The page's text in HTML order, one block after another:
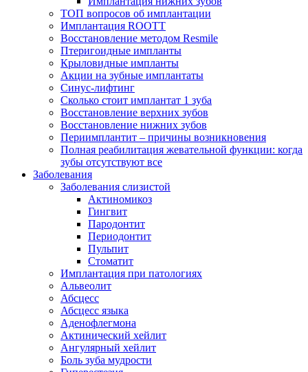
ТОП вопросов об имплантации
Имплантация ROOTT
Восстановление методом Resmile
Птеригоидные импланты
Крыловидные импланты
Акции на зубные имплантаты
Синус-лифтинг
Сколько стоит имплантат 1 зуба
Восстановление верхних зубов
Восстановление нижних зубов
Периимплантит – причины возникновения
Полная реабилитация жевательной функции: когда
зубы отсутствуют все
Заболевания
Заболевания слизистой
Актиномикоз
Гингвит
Пародонтит
Периодонтит
Пульпит
Стоматит
Имплантация при патологиях
Альвеолит
Абсцесс
Абсцесс языка
Аденофлегмона
Актинический хейлит
Ангулярный хейлит
Боль зуба мудрости